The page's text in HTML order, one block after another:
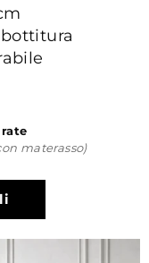
rate
materasso)